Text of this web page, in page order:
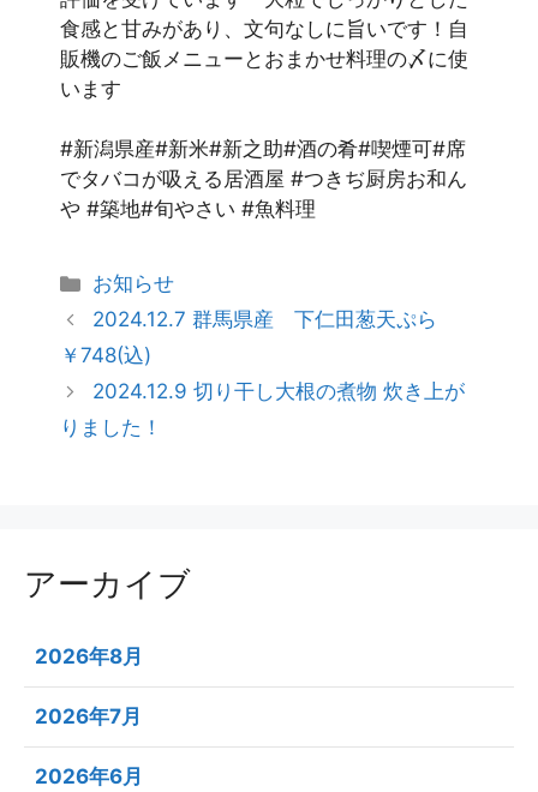
食感と甘みがあり、文句なしに旨いです！自
販機のご飯メニューとおまかせ料理の〆に使
います
#新潟県産#新米#新之助#酒の肴#喫煙可#席
でタバコが吸える居酒屋 #つきぢ厨房お和ん
や #築地#旬やさい #魚料理
お知らせ
2024.12.7 群馬県産 下仁田葱天ぷら
￥748(込)
2024.12.9 切り干し大根の煮物 炊き上が
りました！
アーカイブ
2026年8月
2026年7月
2026年6月